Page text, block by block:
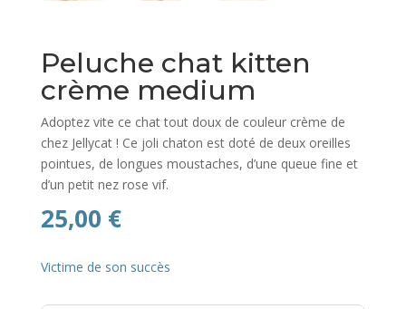
Peluche chat kitten
crème medium
Adoptez vite ce chat tout doux de couleur crème de
chez Jellycat ! Ce joli chaton est doté de deux oreilles
pointues, de longues moustaches, d’une queue fine et
d’un petit nez rose vif.
25,00 €
Victime de son succès